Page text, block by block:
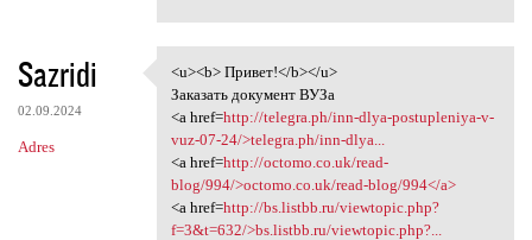
Sazridi
02.09.2024
Adres
<u><b> Привет!</b></u>
<u><b> Привет!</b></u>
Заказать документ ВУЗа
<a href=http://telegra.ph/inn-dlya-postupleniya-v-
vuz-07-24/>telegra.ph/inn-dlya...
<a href=http://octomo.co.uk/read-
blog/994/>octomo.co.uk/read-blog/994</a>
<a href=http://bs.listbb.ru/viewtopic.php?
f=3&t=632/>bs.listbb.ru/viewtopic.php?...